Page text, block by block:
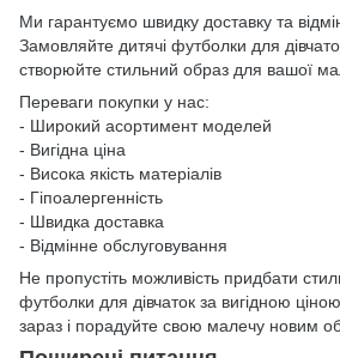
Ми гарантуємо швидку доставку та
Замовляйте дитячі футболки для
створюйте стильний образ для вашої
Переваги покупки у нас:
- Широкий асортимент моделей
- Вигідна ціна
- Висока якість матеріалів
- Гіпоалергенність
- Швидка доставка
- Відмінне обслуговування
Не пропустіть можливість придбати
футболки для дівчаток за вигідною
зараз і порадуйте свою малечу новим